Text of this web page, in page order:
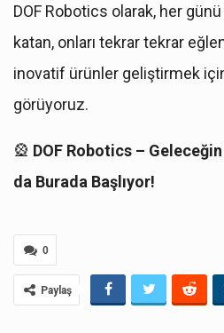
DOF Robotics olarak, her
katan, onları tekrar tekrar
inovatif ürünler geliştirmek
görüyoruz.
🎡 DOF Robotics –
da Burada Başlıyor!
0
Paylaş